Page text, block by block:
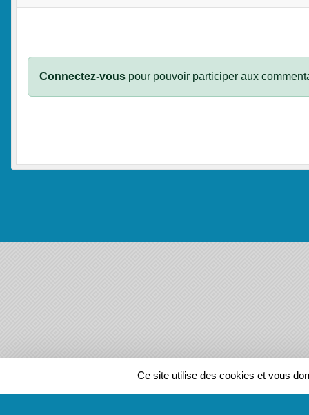
Connectez-vous pour pouvoir participer aux
REGIONS
Ce site utilise des cookies et vous